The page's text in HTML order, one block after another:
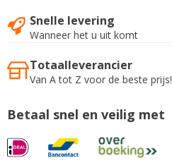
Snelle levering
Wanneer het u uit komt
Totaalleverancier
Van A tot Z voor de beste prijs!
Betaal snel en veilig met